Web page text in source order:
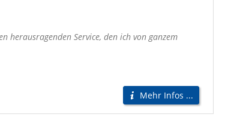
Service, den ich von ganzem
Mehr Infos ...